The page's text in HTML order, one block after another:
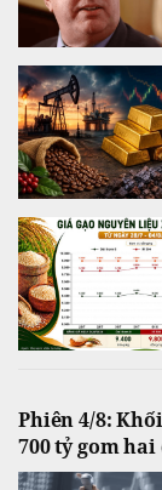
Phiên 4/8:
700 tỷ gom